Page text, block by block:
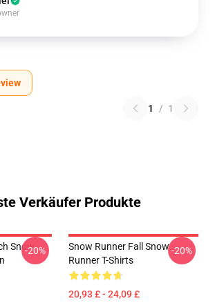
1 / 1
Verkäufer Produkte
Snow-20%
Snow Runner Fall Snow
Runner T-Shirts
20,93 £ - 24,09 £
-20%